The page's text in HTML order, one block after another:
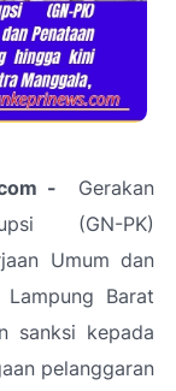
- Gerakan
(GN-PK)
Umum dan
Lampung Barat
sanksi kepada
pelanggaran